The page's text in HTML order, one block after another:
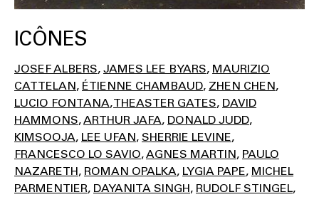
ICÔNES
JOSEF ALBERS JAMES LEE BYARS MAURIZIO
CATTELAN ÉTIENNE CHAMBAUD ZHEN CHEN
LUCIO FONTANA THEASTER GATES DAVID
HAMMONS ARTHUR JAFA DONALD JUDD
KIMSOOJA LEE UFAN SHERRIE LEVINE
FRANCESCO LO SAVIO AGNES MARTIN PAULO
NAZARETH ROMAN OPALKA LYGIA PAPE MICHEL
PARMENTIER DAYANITA SINGH RUDOLF STINGEL